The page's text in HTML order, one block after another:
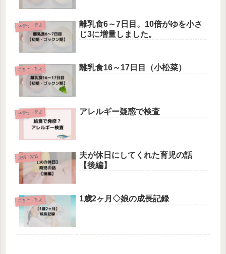
子育て・育児
離乳食6～7日目。10倍がゆを小さ
じ3に増量しました。
子育て・育児 離乳食16～17日目（小松菜）
子育て・育児 アレルギー疑惑で検査
夫婦・家族
夫が休日にしてくれた育児の話
【後編】
子育て・育児 1歳2ヶ月◇娘の成長記録